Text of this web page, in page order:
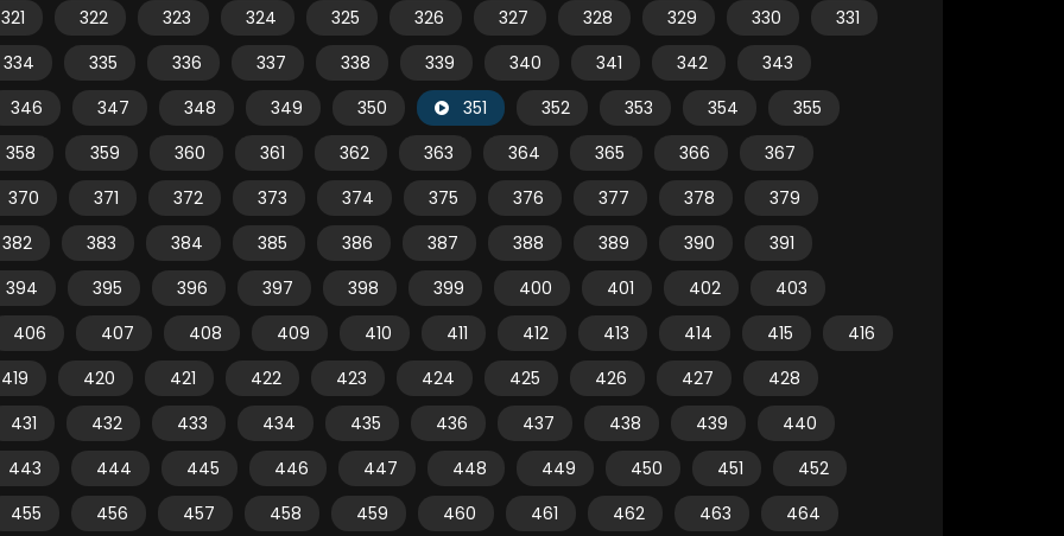
321
322 323 324 325 326 327 328 329 330
331
334
335 336 337 338 339 340 341 342
343
346
347 348 349 350 351 352 353 354
355
358
359 360 361 362 363 364 365 366
367
370
371 372 373 374 375 376 377 378
379
382
383 384 385 386 387 388 389 390
391
394
395 396 397 398 399 400 401 402
403
406
407 408 409 410 411 412 413 414 415
416
419
420 421 422 423 424 425 426 427
428
431
432 433 434 435 436 437 438 439
440
443
444 445 446 447 448 449 450 451
452
455
456 457 458 459 460 461 462 463
464